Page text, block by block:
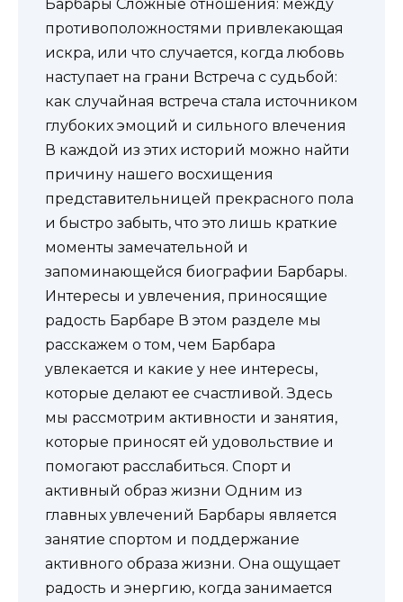
Барбары Сложные отношения: между
противоположностями привлекающая
искра, или что случается, когда любовь
наступает на грани Встреча с судьбой:
как случайная встреча стала источником
глубоких эмоций и сильного влечения
В каждой из этих историй можно найти
причину нашего восхищения
представительницей прекрасного пола
и быстро забыть, что это лишь краткие
моменты замечательной и
запоминающейся биографии Барбары.
Интересы и увлечения, приносящие
радость Барбаре В этом разделе мы
расскажем о том, чем Барбара
увлекается и какие у нее интересы,
которые делают ее счастливой. Здесь
мы рассмотрим активности и занятия,
которые приносят ей удовольствие и
помогают расслабиться. Спорт и
активный образ жизни Одним из
главных увлечений Барбары является
занятие спортом и поддержание
активного образа жизни. Она ощущает
радость и энергию, когда занимается